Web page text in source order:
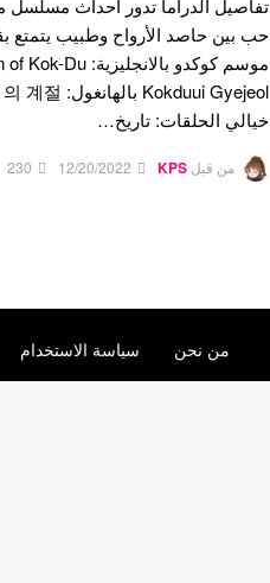
تفاصيل الدراما تدور احداث
حب بين حاصد الأرواح وطبيب يتمتع
خيالي الحلقات: تاريخ…
من قبل KPS
12/20/2022
230
من نحن سياسة الاستخدام